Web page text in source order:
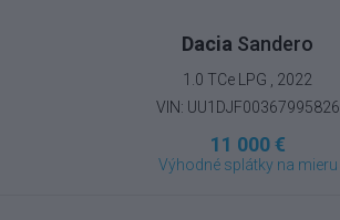
Dacia Sandero
1.0 TCe LPG , 2022
VIN: UU1DJF00367995826
11 000 €
Výhodné splátky na mieru